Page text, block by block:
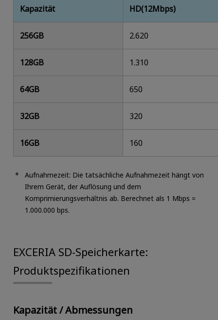
Kapazität HD(12Mbps)
256GB 2.620
128GB 1.310
64GB 650
32GB 320
16GB 160
Aufnahmezeit: Die tatsächliche Aufnahmezeit hängt von
Ihrem Gerät, der Auflösung und dem
Komprimierungsverhältnis ab. Berechnet als 1 Mbps =
1.000.000 bps.
EXCERIA SD-Speicherkarte:
Produktspezifikationen
Kapazität / Abmessungen